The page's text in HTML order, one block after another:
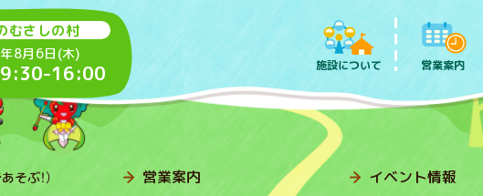
むさしの村
8月6日(木)
9:30-16:00 施設について 営業案内
そぶ！）
営業案内
イベント情報